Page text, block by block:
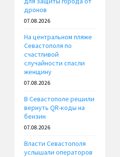
дронов
07.08.2026
На центральном пляже
Севастополя по
счастливой
случайности спасли
женщину
07.08.2026
В Севастополе решили
вернуть QR-коды на
бензин
07.08.2026
Власти Севастополя
услышали операторов